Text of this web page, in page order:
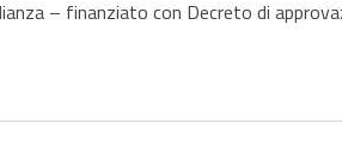
– finanziato con Decreto di